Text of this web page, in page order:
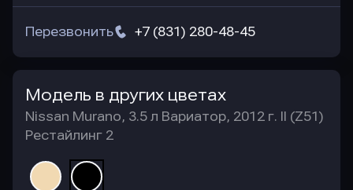
+7 (831) 280-48-45
Перезвонить
Модель в других цветах
Nissan Murano, 3.5 л Вариатор, 2012 г. II (Z51)
Рестайлинг 2